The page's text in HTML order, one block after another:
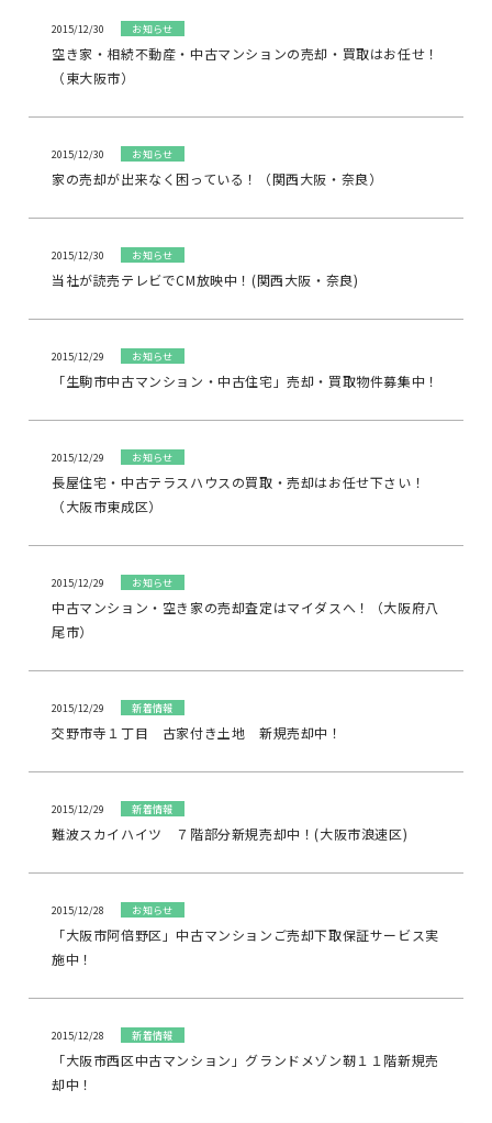
2015/12/30 お知らせ
空き家・相続不動産・中古マンションの売却・買取はお任せ！
（東大阪市）
2015/12/30 お知らせ
家の売却が出来なく困っている！（関西大阪・奈良）
2015/12/30 お知らせ
当社が読売テレビでCM放映中！(関西大阪・奈良)
2015/12/29 お知らせ
「生駒市中古マンション・中古住宅」売却・買取物件募集中！
2015/12/29 お知らせ
長屋住宅・中古テラスハウスの買取・売却はお任せ下さい！
（大阪市東成区）
2015/12/29 お知らせ
中古マンション・空き家の売却査定はマイダスへ！（大阪府八
尾市）
2015/12/29 新着情報
交野市寺１丁目 古家付き土地 新規売却中！
2015/12/29 新着情報
難波スカイハイツ ７階部分新規売却中！(大阪市浪速区)
2015/12/28 お知らせ
「大阪市阿倍野区」中古マンションご売却下取保証サービス実
施中！
2015/12/28 新着情報
「大阪市西区中古マンション」グランドメゾン靭１１階新規売
却中！